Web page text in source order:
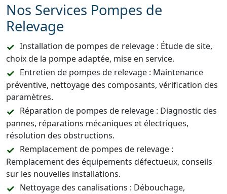
Nos Services Pompes de
Relevage
Installation de pompes de relevage : Étude de site,
choix de la pompe adaptée, mise en service.
Entretien de pompes de relevage : Maintenance
préventive, nettoyage des composants, vérification des
paramètres.
Réparation de pompes de relevage : Diagnostic des
pannes, réparations mécaniques et électriques,
résolution des obstructions.
Remplacement de pompes de relevage :
Remplacement des équipements défectueux, conseils
sur les nouvelles installations.
Nettoyage des canalisations : Débouchage,